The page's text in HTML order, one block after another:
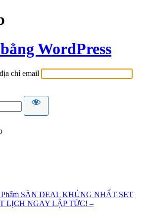
WordPress
chỉ email
Phẩm SĂN DEAL KHỦNG NHẤT SET
LỊCH NGAY LẬP TỨC! –